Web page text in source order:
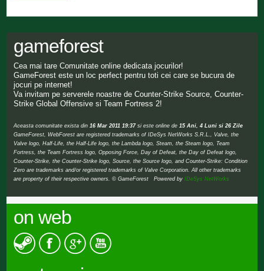
gameforest
Cea mai tare Comunitate online dedicata jocurilor!
GameForest este un loc perfect pentru toti cei care se bucura de
jocuri pe internet!
Va invitam pe serverele noastre de Counter-Strike Source, Counter-
Strike Global Offensive si Team Fortress 2!
Aceasta comunitate exista din 16 Mar 2011 19:37si este online de 15 Ani, 4 Luni si 26 Zile
GameForest, WebForest are registered trademarks of IDeSys NetWorks S.R.L., Valve, the
Valve logo, Half-Life, the Half-Life logo, the Lambda logo, Steam, the Steam logo, Team
Fortress, the Team Fortress logo, Opposing Force, Day of Defeat, the Day of Defeat logo,
Counter-Strike, the Counter-Strike logo, Source, the Source logo, and Counter-Strike: Condition
Zero are trademarks and/or registered trademarks of Valve Corporation. All other trademarks
are property of their respective owners. © GameForest Powered byIDeSys NetWorks
on web